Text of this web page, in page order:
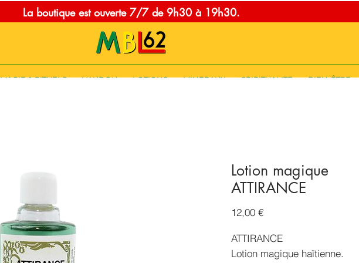
La boutique est ouverte 7/7 de 9h30 à 19h30.
MAGIE & RITUELS VAUDOU LOTIONS MINERAUX SPIRITUALITE BIEN-ÊTRE
Lotion magique
ATTIRANCE
12,00 €Prix
ATTIRANCE
Lotion magique haïtienne.